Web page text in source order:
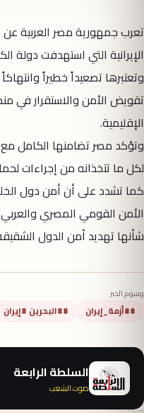
تعرب جمهورية مصر العربية عن
الإيرانية التي استهدفت دولة
وتعتبرها تصعيداً خطيراً
تقويض الأمن والاستقرار في
الإقليمية.
وتؤكد مصر تضامنها الكامل
لكل ما تتخذانه من إجراءات
كما تشدد على أن أمن دول
الأمن القومي المصري
شأنها تهديد أمن الدول
وسوم الخبر
##أزمة_إيران ##البحرين #إيران
السلطة الرابعة
صوت الشعب